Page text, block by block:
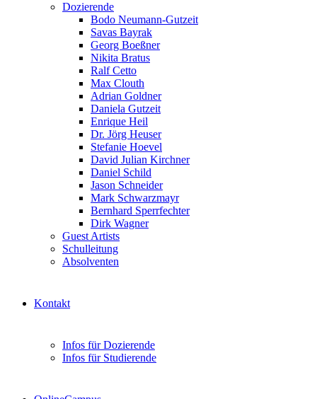
Dozierende
Bodo Neumann-Gutzeit
Savas Bayrak
Georg Boeßner
Nikita Bratus
Ralf Cetto
Max Clouth
Adrian Goldner
Daniela Gutzeit
Enrique Heil
Dr. Jörg Heuser
Stefanie Hoevel
David Julian Kirchner
Daniel Schild
Jason Schneider
Mark Schwarzmayr
Bernhard Sperrfechter
Dirk Wagner
Guest Artists
Schulleitung
Absolventen
Kontakt
Infos für Dozierende
Infos für Studierende